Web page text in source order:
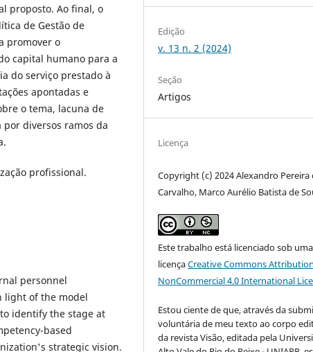
proposto. Ao final, o
de Gestão de
promover o
capital humano para a
do serviço prestado à
apontadas e
o tema, lacuna de
diversos ramos da
profissional.
personnel
light of the model
identify the stage at
based
strategic vision.
Edição
v. 13 n. 2 (2024)
Seção
Artigos
Licença
Copyright (c) 2024 Alexandro Pereira
Carvalho, Marco Aurélio Batista de
Este trabalho está licenciado sob uma
licençaCreative Commons
NonCommercial 4.0 International
Estou ciente de que, através da
voluntária de meu texto ao corpo
da revista Visão, editada pela